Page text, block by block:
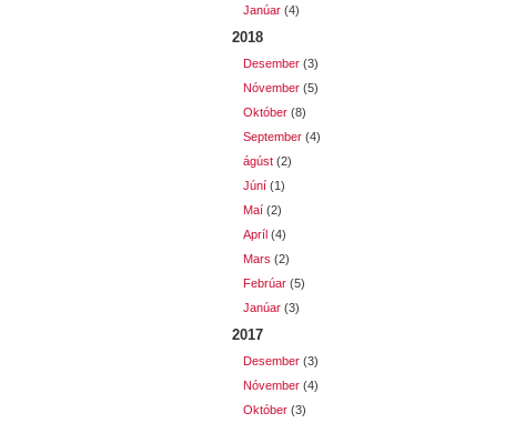
Janúar (4)
2018
Desember (3)
Nóvember (5)
Október (8)
September (4)
ágúst (2)
Júní (1)
Maí (2)
Apríl (4)
Mars (2)
Febrúar (5)
Janúar (3)
2017
Desember (3)
Nóvember (4)
Október (3)